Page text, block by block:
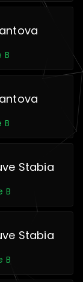
B
B
Stabia
B
Stabia
B